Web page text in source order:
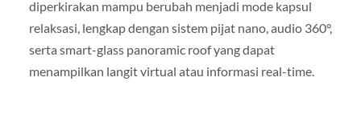
diperkirakan mampu berubah menjadi mode kapsul
relaksasi, lengkap dengan sistem pijat nano, audio 360°,
serta smart-glass panoramic roof yang dapat
menampilkan langit virtual atau informasi real-time.